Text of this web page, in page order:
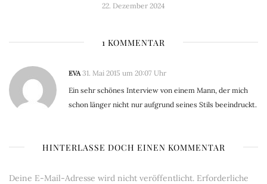
22. Dezember 2024
1 KOMMENTAR
EVA 31. Mai 2015 um 20:07 Uhr
Ein sehr schönes Interview von einem Mann, der mich
schon länger nicht nur aufgrund seines Stils beeindruckt.
HINTERLASSE DOCH EINEN KOMMENTAR
Deine E-Mail-Adresse wird nicht veröffentlicht. Erforderliche